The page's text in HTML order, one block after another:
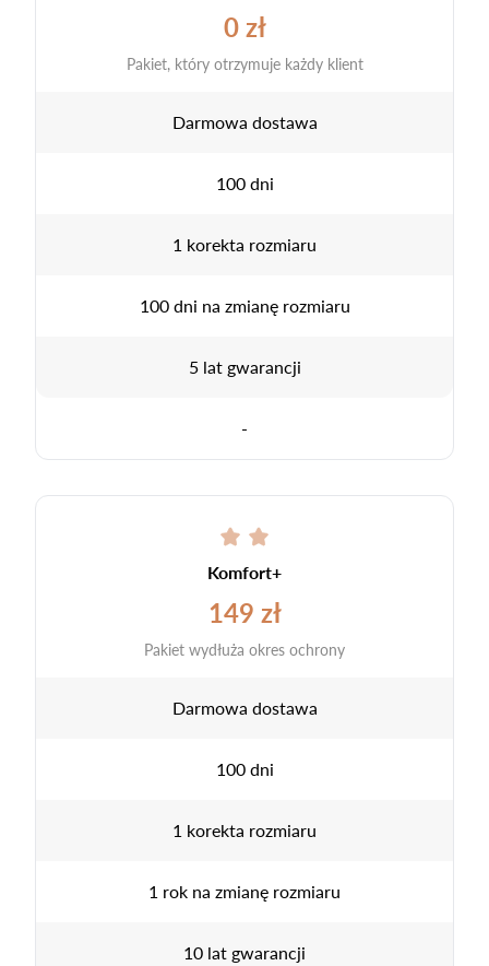
0 zł
Pakiet, który otrzymuje każdy klient
Darmowa dostawa
100 dni
1 korekta rozmiaru
100 dni na zmianę rozmiaru
5 lat gwarancji
-
Komfort+
149 zł
Pakiet wydłuża okres ochrony
Darmowa dostawa
100 dni
1 korekta rozmiaru
1 rok na zmianę rozmiaru
10 lat gwarancji